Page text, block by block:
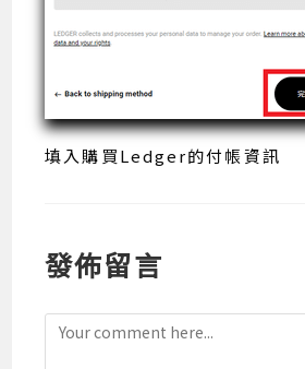
填入購買Ledger的付帳資訊
發佈留言
Comment